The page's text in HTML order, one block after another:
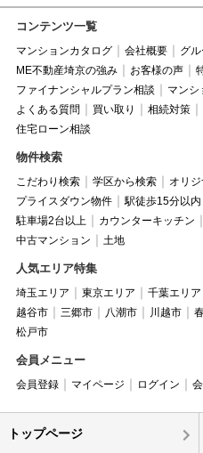
コンテンツ一覧
マンションカタログ 会社概要 グ
ME不動産埼京の強み
お客様の声
ファイナンシャルプラン相談
マンシ
よくある質問
買い取り 相続対策
住宅ローン相談
物件検索
こだわり検索 学区から検索 オリ
プライスダウン物件
駅徒歩15分以内
駐車場2台以上
カウンターキッチン
中古マンション
土地
人気エリア特集
埼玉エリア 東京エリア 千葉エリア
越谷市
三郷市 八潮市 川越市
松戸市
会員メニュー
会員登録 マイページ ログイン
トップページ